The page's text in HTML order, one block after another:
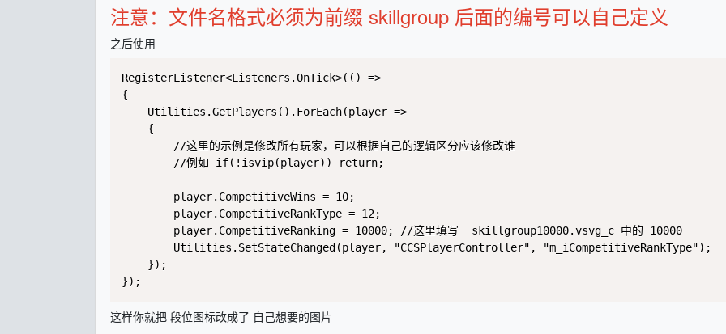
注意：文件名格式必须为前缀 skillgroup 后面的编号可以自己定义
之后使用
RegisterListener<Listeners.OnTick>(() =>
{
    Utilities.GetPlayers().ForEach(player =>
    {
        //这里的示例是修改所有玩家，可以根据自己的逻辑区分应该修改谁
        //例如 if(!isvip(player)) return;
        player.CompetitiveWins = 10;
        player.CompetitiveRankType = 12;
        player.CompetitiveRanking = 10000; //这里填写  skillgroup10000.vsvg_c 中的 10000
        Utilities.SetStateChanged(player, "CCSPlayerController", "m_iCompetitiveRankType");
    });
});
这样你就把 段位图标改成了 自己想要的图片